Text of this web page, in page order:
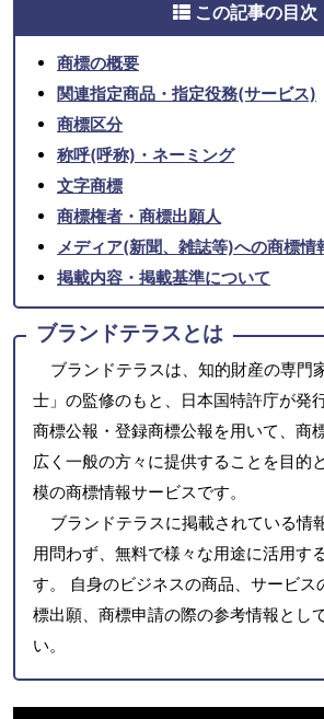
この記事の目次
商標の概要
関連指定商品・指定役務(サービス)
商標区分
称呼(呼称)・ネーミング
文字商標
商標権者・商標出願人
メディア(新聞、雑誌等)への商標情
掲載内容・掲載基準について
ブランドテラスとは
ブランドテラスは、知的財産の専門
士」の監修のもと、日本国特許庁が発
商標公報・登録商標公報を用いて、商
広く一般の方々に提供することを目的
模の商標情報サービスです。
ブランドテラスに掲載されている情
用問わず、無料で様々な用途に活用す
す。 自身のビジネスの商品、サービス
標出願、商標申請の際の参考情報とし
い。